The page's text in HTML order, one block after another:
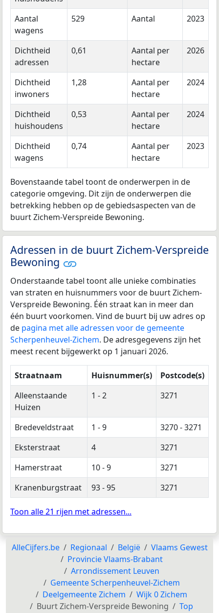
Aantal
wagens
529 Aantal 2023
Dichtheid
adressen
0,61
Aantal per
hectare
2026
Dichtheid
inwoners
1,28
Aantal per
hectare
2024
Dichtheid
huishoudens
0,53
Aantal per
hectare
2024
Dichtheid
wagens
0,74
Aantal per
hectare
2023
Bovenstaande tabel toont de onderwerpen in de
categorie omgeving. Dit zijn de onderwerpen die
betrekking hebben op de gebiedsaspecten van de
buurt Zichem-Verspreide Bewoning.
Adressen in de buurt Zichem-Verspreide
Bewoning
Onderstaande tabel toont alle unieke combinaties
van straten en huisnummers voor de buurt Zichem-
Verspreide Bewoning. Één straat kan in meer dan
één buurt voorkomen. Vind de buurt bij uw adres op
de pagina met alle adressen voor de gemeente
Scherpenheuvel-Zichem. De adresgegevens zijn het
meest recent bijgewerkt op 1 januari 2026.
Straatnaam Huisnummer(s)
Postcode(s)
Alleenstaande
Huizen
1 - 2 3271
Bredeveldstraat 1 - 9
3270 - 3271
Eksterstraat
4
3271
Hamerstraat
10 - 9
3271
Kranenburgstraat
93 - 95 3271
Toon alle 21 rijen met adressen...
AlleCijfers.be Regionaal België
Vlaams Gewest
Provincie Vlaams-Brabant
Arrondissement Leuven
Gemeente Scherpenheuvel-Zichem
Deelgemeente Zichem
Wijk 0 Zichem
Buurt Zichem-Verspreide Bewoning
Top